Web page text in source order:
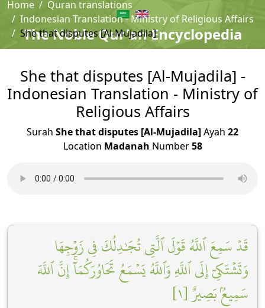
The Noble Qur'an Encyclopedia
Home
Quran translations
Indonesian Translation - Ministry of Religious Affairs
She that disputes [Al-Mujadila]
She that disputes [Al-Mujadila] -
Indonesian Translation - Ministry of
Religious Affairs
Surah She that disputes [Al-Mujadila]Ayah 22
Location Madanah Number58
قَدۡ سَمِعَ ٱللَّهُ قَوۡلَ ٱلَّتِي تُجَٰدِلُكَ فِي زَوۡجِهَا
وَتَشۡتَكِيٓ إِلَى ٱللَّهِ وَٱللَّهُ يَسۡمَعُ تَحَاوُرَكُمَآۚ إِنَّ ٱللَّهَ
سَمِيعُۢ بَصِيرٌ [١]